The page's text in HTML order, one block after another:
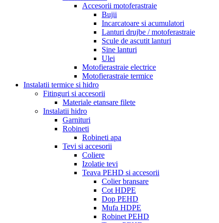
Accesorii motoferastraie
Bujii
Incarcatoare si acumulatori
Lanturi drujbe / motoferastraie
Scule de ascutit lanturi
Sine lanturi
Ulei
Motofierastraie electrice
Motofierastraie termice
Instalatii termice si hidro
Fitinguri si accesorii
Materiale etansare filete
Instalatii hidro
Garnituri
Robineti
Robineti apa
Tevi si accesorii
Coliere
Izolatie tevi
Teava PEHD si accesorii
Colier bransare
Cot HDPE
Dop PEHD
Mufa HDPE
Robinet PEHD